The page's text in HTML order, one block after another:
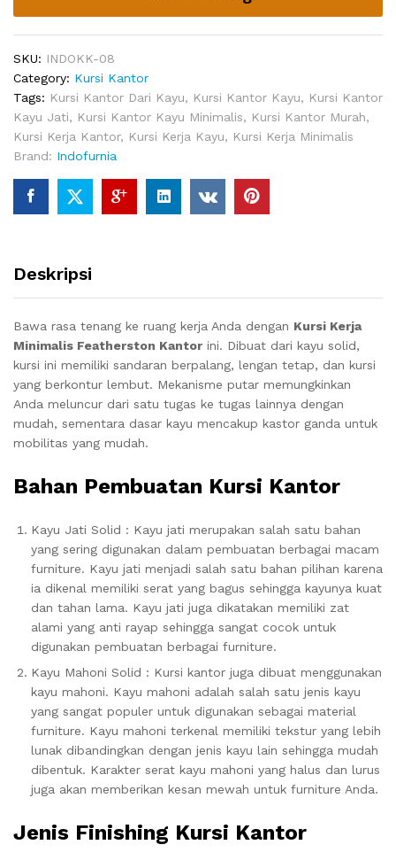
SKU: INDOKK-08
Category: Kursi Kantor
Tags: Kursi Kantor Dari Kayu, Kursi Kantor Kayu, Kursi Kantor
Kayu Jati, Kursi Kantor Kayu Minimalis, Kursi Kantor Murah,
Kursi Kerja Kantor, Kursi Kerja Kayu, Kursi Kerja Minimalis
Brand: Indofurnia
Deskripsi
Bawa rasa tenang ke ruang kerja Anda dengan Kursi Kerja
Minimalis Featherston Kantor ini. Dibuat dari kayu solid,
kursi ini memiliki sandaran berpalang, lengan tetap, dan kursi
yang berkontur lembut. Mekanisme putar memungkinkan
Anda meluncur dari satu tugas ke tugas lainnya dengan
mudah, sementara dasar kayu mencakup kastor ganda untuk
mobilitas yang mudah.
Bahan Pembuatan Kursi Kantor
Kayu Jati Solid : Kayu jati merupakan salah satu bahan
yang sering digunakan dalam pembuatan berbagai macam
furniture. Kayu jati menjadi salah satu bahan pilihan karena
ia dikenal memiliki serat yang bagus sehingga kayunya kuat
dan tahan lama. Kayu jati juga dikatakan memiliki zat
alami yang anti rayap sehingga sangat cocok untuk
digunakan pembuatan berbagai furniture.
Kayu Mahoni Solid : Kursi kantor juga dibuat menggunakan
kayu mahoni. Kayu mahoni adalah salah satu jenis kayu
yang sangat populer untuk digunakan sebagai material
furniture. Kayu mahoni terkenal memiliki tekstur yang lebih
lunak dibandingkan dengan jenis kayu lain sehingga mudah
dibentuk. Karakter serat kayu mahoni yang halus dan lurus
juga akan memberikan kesan mewah untuk furniture Anda.
Jenis Finishing Kursi Kantor